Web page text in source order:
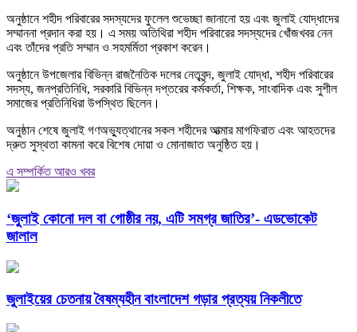
অনুষ্ঠানে শহীদ পরিবারের সদস্যদের ফুলেল শুভেচ্ছা জানানো হয় এবং জুলাই যোদ্ধাদের
সম্মাননা প্রদান করা হয়। এ সময় অতিথিরা শহীদ পরিবারের সদস্যদের খোঁজখবর নেন
এবং তাঁদের প্রতি সম্মান ও সহমর্মিতা প্রকাশ করেন।
অনুষ্ঠানে উপজেলার বিভিন্ন রাজনৈতিক দলের নেতৃবৃন্দ, জুলাই যোদ্ধা, শহীদ পরিবারের
সদস্য, জনপ্রতিনিধি, সরকারি বিভিন্ন দপ্তরের কর্মকর্তা, শিক্ষক, সাংবাদিক এবং সুশীল
সমাজের প্রতিনিধিরা উপস্থিত ছিলেন।
অনুষ্ঠান শেষে জুলাই গণঅভ্যুত্থানের সকল শহীদের আত্মার মাগফিরাত এবং আহতদের
দ্রুত সুস্থতা কামনা করে বিশেষ দোয়া ও মোনাজাত অনুষ্ঠিত হয়।
এ সম্পর্কিত আরও খবর
‘জুলাই কোনো দল বা গোষ্ঠীর নয়, এটি সমগ্র জাতির’- এডভোকেট
জালাল
জুলাইয়ের চেতনায় বৈষম্যহীন বাংলাদেশ গড়ার প্রত্যয় নিকলীতে